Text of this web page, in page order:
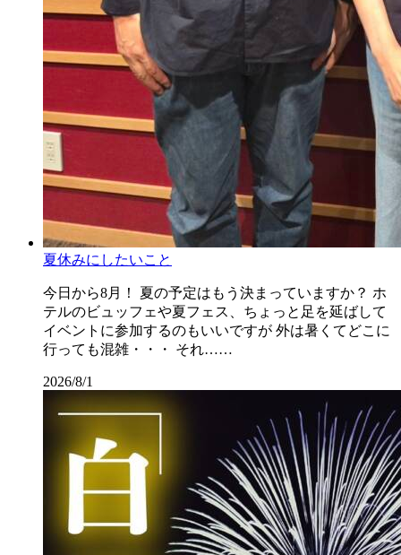
夏休みにしたいこと
今日から8月！ 夏の予定はもう決まっていますか？ ホ
テルのビュッフェや夏フェス、ちょっと足を延ばして
イベントに参加するのもいいですが 外は暑くてどこに
行っても混雑・・・ それ……
2026/8/1